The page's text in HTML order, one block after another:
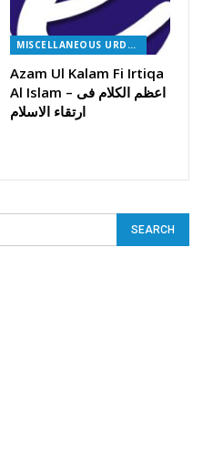
MISCELLANEOUS URDU BOOKS
Azam Ul Kalam Fi Irtiqa
Al Islam – اعظم الکلام فی
ارتقاء الاسلام